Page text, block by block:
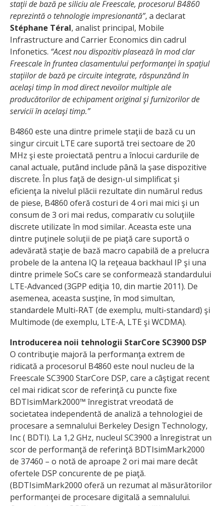
staţii de bază pe siliciu ale Freescale, procesorul B4860
reprezintă o tehnologie impresionantă”, a declarat
Stéphane Téral, analist principal, Mobile
Infrastructure and Carrier Economics din cadrul
Infonetics. “Acest nou dispozitiv plasează în mod clar
Freescale în fruntea clasamentului performanţei în spaţiul
staţiilor de bază pe circuite integrate, răspunzând în
acelaşi timp în mod direct nevoilor multiple ale
producătorilor de echipament original şi furnizorilor de
servicii în acelaşi timp.”
B4860 este una dintre primele staţii de bază cu un
singur circuit LTE care suportă trei sectoare de 20
MHz şi este proiectată pentru a înlocui cardurile de
canal actuale, putând include până la şase dispozitive
discrete. În plus faţă de design-ul simplificat şi
eficienţa la nivelul plăcii rezultate din numărul redus
de piese, B4860 oferă costuri de 4 ori mai mici şi un
consum de 3 ori mai redus, comparativ cu soluţiile
discrete utilizate în mod similar. Aceasta este una
dintre puţinele soluţii de pe piaţă care suportă o
adevărată staţie de bază macro capabilă de a prelucra
probele de la antena IQ la reţeaua backhaul IP şi una
dintre primele SoCs care se conformează standardului
LTE-Advanced (3GPP ediţia 10, din martie 2011). De
asemenea, aceasta susţine, în mod simultan,
standardele Multi-RAT (de exemplu, multi-standard) şi
Multimode (de exemplu, LTE-A, LTE şi WCDMA).
Introducerea noii tehnologii StarCore SC3900 DSP
O contribuţie majoră la performanţa extrem de
ridicată a procesorul B4860 este noul nucleu de la
Freescale SC3900 StarCore DSP, care a câştigat recent
cel mai ridicat scor de referinţă cu puncte fixe
BDTIsimMark2000™ înregistrat vreodată de
societatea independentă de analiză a tehnologiei de
procesare a semnalului Berkeley Design Technology,
Inc ( BDTI). La 1,2 GHz, nucleul SC3900 a înregistrat un
scor de performanţă de referinţă BDTIsimMark2000
de 37460 – o notă de aproape 2 ori mai mare decât
ofertele DSP concurente de pe piaţă.
(BDTIsimMark2000 oferă un rezumat al măsurătorilor
performanţei de procesare digitală a semnalului.